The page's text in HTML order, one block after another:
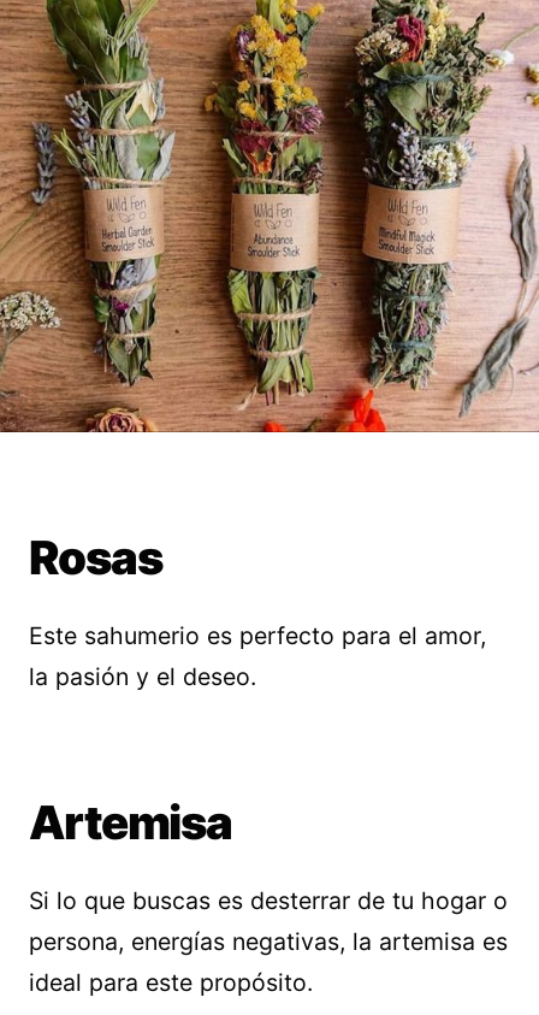
Rosas
Este sahumerio es perfecto para el amor,
la pasión y el deseo.
Artemisa
Si lo que buscas es desterrar de tu hogar o
persona, energías negativas, la artemisa es
ideal para este propósito.